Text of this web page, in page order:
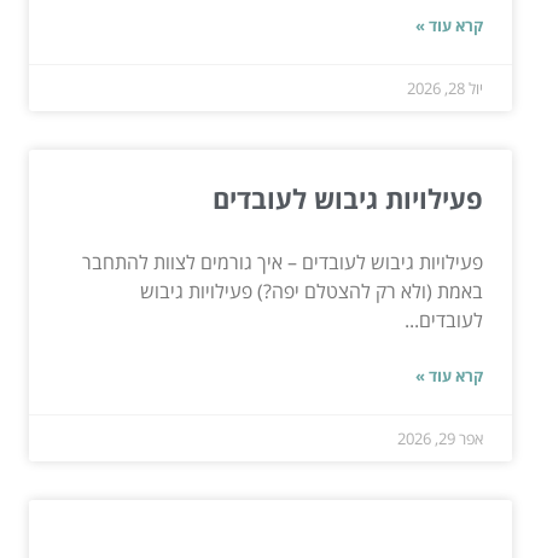
קרא עוד »
יול 28, 2026
פעילויות גיבוש לעובדים
פעילויות גיבוש לעובדים – איך גורמים לצוות להתחבר
באמת (ולא רק להצטלם יפה?) פעילויות גיבוש
לעובדים...
קרא עוד »
אפר 29, 2026